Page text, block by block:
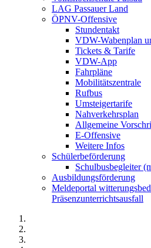
LAG Passauer Land
ÖPNV-Offensive
Stundentakt
VDW-Wabenplan
Tickets & Tarife
VDW-App
Fahrpläne
Mobilitätszentrale
Rufbus
Umsteigertarife
Nahverkehrsplan
Allgemeine
E-Offensive
Weitere Infos
Schülerbeförderung
Schulbusbegleiter
Ausbildungsförderung
Meldeportal
Präsenzunterrichtsausfall